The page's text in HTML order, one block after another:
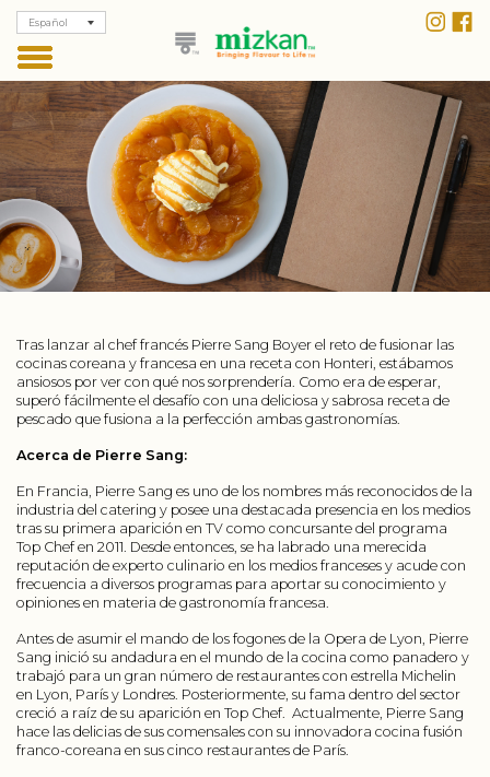
Español
Tras lanzar al chef francés Pierre Sang Boyer el reto de fusionar las
cocinas coreana y francesa en una receta con Honteri, estábamos
ansiosos por ver con qué nos sorprendería. Como era de esperar,
superó fácilmente el desafío con una deliciosa y sabrosa receta de
pescado que fusiona a la perfección ambas gastronomías.
Acerca de Pierre Sang:
En Francia, Pierre Sang es uno de los nombres más reconocidos de la
industria del catering y posee una destacada presencia en los medios
tras su primera aparición en TV como concursante del programa
Top Chef en 2011. Desde entonces, se ha labrado una merecida
reputación de experto culinario en los medios franceses y acude con
frecuencia a diversos programas para aportar su conocimiento y
opiniones en materia de gastronomía francesa.
Antes de asumir el mando de los fogones de la Opera de Lyon, Pierre
Sang inició su andadura en el mundo de la cocina como panadero y
trabajó para un gran número de restaurantes con estrella Michelin
en Lyon, París y Londres. Posteriormente, su fama dentro del sector
creció a raíz de su aparición en Top Chef. Actualmente, Pierre Sang
hace las delicias de sus comensales con su innovadora cocina fusión
franco-coreana en sus cinco restaurantes de París.